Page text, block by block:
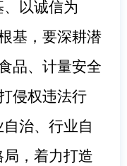
以诚信为
基，要深耕潜
品、计量安全
侵权违法行
治、行业自
，着力打造